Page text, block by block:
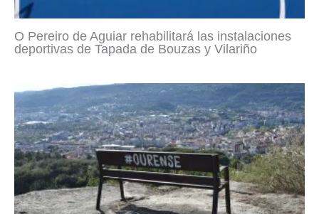
O Pereiro de Aguiar rehabilitará las instalaciones
deportivas de Tapada de Bouzas y Vilariño